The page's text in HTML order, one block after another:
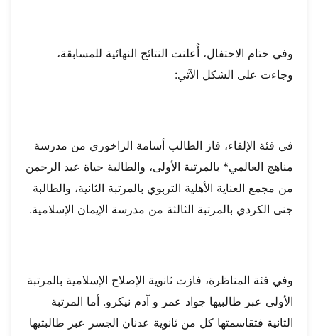
وفي ختام الاحتفال، أُعلنت النتائج النهائية للمسابقة،
وجاءت على الشكل الآتي:
في فئة الإلقاء، فاز الطالب أسامة الزاخوري من مدرسة
مناهج العالمي* بالمرتبة الأولى، والطالبة حياة عبد الرحمن
من مجمع العناية الأهلية التربوي بالمرتبة الثانية، والطالبة
جنى الكردي بالمرتبة الثالثة من مدرسة الإيمان الإسلامية.
وفي فئة المناظرة، فازت ثانوية الإصلاح الإسلامية بالمرتبة
الأولى عبر طالبيها جواد عمر و آدم نيكرو. أما المرتبة
الثانية فتقاسمتها كل من ثانوية عدنان الجسر عبر طالبتيها